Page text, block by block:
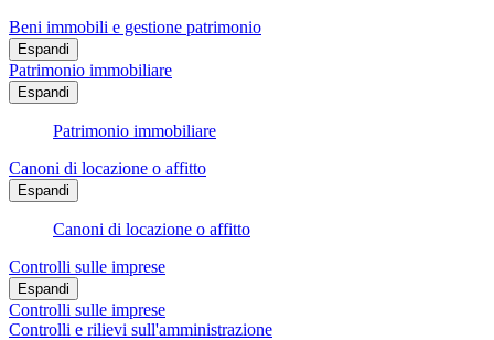
Beni immobili e gestione patrimonio
Espandi
Patrimonio immobiliare
Espandi
Patrimonio immobiliare
Canoni di locazione o affitto
Espandi
Canoni di locazione o affitto
Controlli sulle imprese
Espandi
Controlli sulle imprese
Controlli e rilievi sull'amministrazione